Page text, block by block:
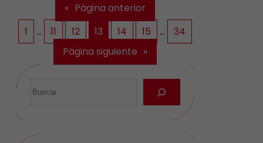
« Página anterior
1
… 11 12 13 14 15 …
34
Página siguiente »